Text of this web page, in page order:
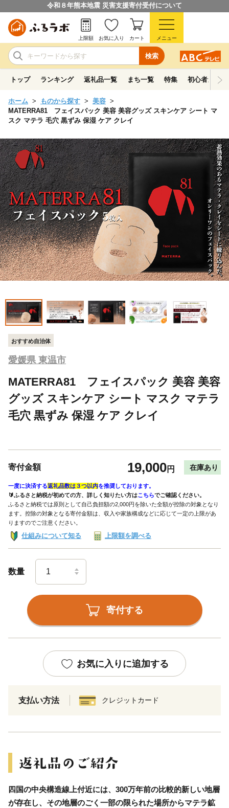
令和８年熊本地震 災害支援寄付受付について
検索
上限額 お気に入り カート メニュー
トップ ランキング 返礼品一覧 まち一覧 特集 初心者ガイド
ホーム ものから探す
美容
MATERRA81 フェイスパック 美容 美容グッズ スキンケア シート マ
スク マテラ 毛穴 黒ずみ 保湿 ケア クレイ
おすすめ自治体
愛媛県 東温市
MATERRA81 フェイスパック 美容 美容
グッズ スキンケア シート マスク マテラ
毛穴 黒ずみ 保湿 ケア クレイ
寄付金額 19,000円 在庫あり
一度に決済する返礼品数は３つ以内を推奨しております。
🔰ふるさと納税が初めての方、詳しく知りたい方はこちらでご確認ください。
ふるさと納税では原則として自己負担額の2,000円を除いた全額が控除の対象となり
ます。控除の対象となる寄付金額は、収入や家族構成などに応じて一定の上限があ
りますのでご注意ください。
仕組みについて知る 上限額を調べる
数量
寄付する
お気に入りに追加する
支払い方法 クレジットカード
四国の中央構造線上付近には、300万年前の比較的新しい地層
が存在し、その地層のごく一部の限られた場所からマテラ鉱